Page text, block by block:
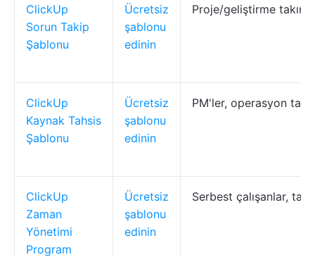
ClickUp
Sorun Takip
Şablonu
Ücretsiz
şablonu
edinin
Proje/geliştirme
ClickUp
Kaynak Tahsis
Şablonu
Ücretsiz
şablonu
edinin
PM'ler, operasyon
ClickUp
Zaman
Yönetimi
Program
Ücretsiz
şablonu
edinin
Serbest çalışanlar,